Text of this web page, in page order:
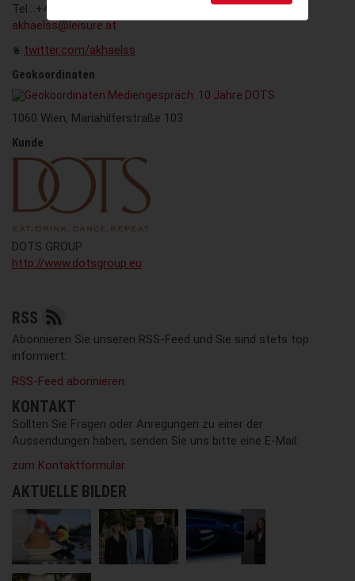
Tel.: +43 664 8563001
akhaelss@leisure.at
twitter.com/akhaelss
Geokoordinaten
1060 Wien, Mariahilferstraße 103
Kunde
DOTS GROUP
http://www.dotsgroup.eu
RSS
Abonnieren Sie unseren RSS-Feed und Sie sind stets top
informiert:
RSS-Feed abonnieren
KONTAKT
Sollten Sie Fragen oder Anregungen zu einer der
Aussendungen haben, senden Sie uns bitte eine E-Mail:
zum Kontaktformular
AKTUELLE BILDER